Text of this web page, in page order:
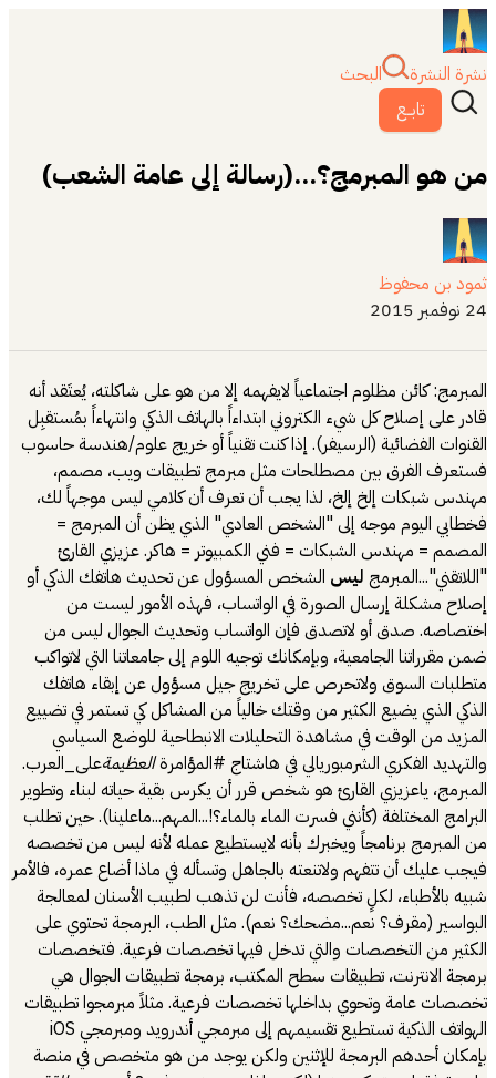
نشرة النشرة
البحث
تابــع
من هو المبرمج؟...(رسالة إلى عامة الشعب)
ثمود بن محفوظ
24 نوفمبر 2015
المبرمج: كائن مظلوم اجتماعياً لايفهمه إلا من هو على شاكلته، يُعتَقد أنه
قادر على إصلاح كل شيء الكتروني ابتداءاً بالهاتف الذكي وانتهاءاً بمُستقبِل
القنوات الفضائية (الرسيفر). إذا كنت تقنياً أو خريج علوم/هندسة حاسوب
فستعرف الفرق بين مصطلحات مثل مبرمج تطبيقات ويب، مصمم،
مهندس شبكات إلخ إلخ، لذا يجب أن تعرف أن كلامي ليس موجهاً لك،
فخطابي اليوم موجه إلى "الشخص العادي" الذي يظن أن المبرمج =
المصمم = مهندس الشبكات = فني الكمبيوتر = هاكر. عزيزي القارئ
"اللاتقني"...المبرمج ليس الشخص المسؤول عن تحديث هاتفك الذكي أو
إصلاح مشكلة إرسال الصورة في الواتساب، فهذه الأمور ليست من
اختصاصه. صدق أو لاتصدق فإن الواتساب وتحديث الجوال ليس من
ضمن مقرراتنا الجامعية، وبإمكانك توجيه اللوم إلى جامعاتنا التي لاتواكب
متطلبات السوق ولاتحرص على تخريج جيل مسؤول عن إبقاء هاتفك
الذكي الذي يضيع الكثير من وقتك خالياً من المشاكل كي تستمر في تضييع
المزيد من الوقت في مشاهدة التحليلات الانبطاحية للوضع السياسي
والتهديد الفكري الشرمبوريالي في هاشتاج #المؤامرةالعظيمةعلى_العرب.
المبرمج، ياعزيزي القارئ هو شخص قرر أن يكرس بقية حياته لبناء وتطوير
البرامج المختلفة (كأنني فسرت الماء بالماء؟!...المهم...ماعلينا). حين تطلب
من المبرمج برنامجاً ويخبرك بأنه لايستطيع عمله لأنه ليس من تخصصه
فيجب عليك أن تتفهم ولاتنعته بالجاهل وتسأله في ماذا أضاع عمره، فالأمر
شبيه بالأطباء، لكلٍ تخصصه، فأنت لن تذهب لطبيب الأسنان لمعالجة
البواسير (مقرف؟ نعم...مضحك؟ نعم). مثل الطب، البرمجة تحتوي على
الكثير من التخصصات والتي تدخل فيها تخصصات فرعية. فتخصصات
برمجة الانترنت، تطبيقات سطح المكتب، برمجة تطبيقات الجوال هي
تخصصات عامة وتحوي بداخلها تخصصات فرعية. مثلاً مبرمجوا تطبيقات
الهواتف الذكية تستطيع تقسيمهم إلى مبرمجي أندرويد ومبرمجي iOS
بإمكان أحدهم البرمجة للإثنين ولكن يوجد من هو متخصص في منصة